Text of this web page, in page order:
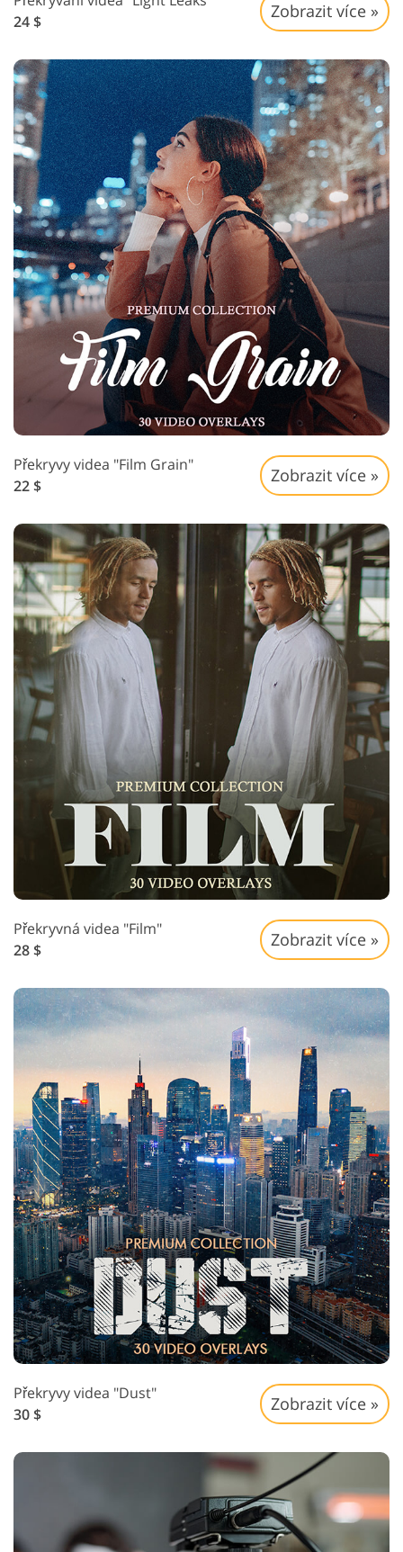
24 $
Zobrazit více »
Překryvy videa "Film Grain"
22 $
Zobrazit více »
Překryvná videa "Film"
28 $
Zobrazit více »
Překryvy videa "Dust"
30 $
Zobrazit více »